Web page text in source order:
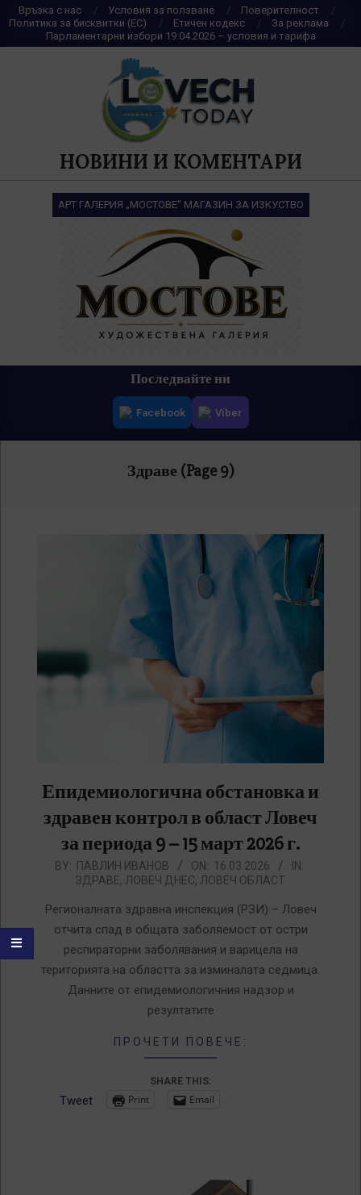
Skip
to
content
Връзка с нас Условия за ползване
Поверителност
Политика за бисквитки (ЕС)
Етичен кодекс
За реклама
Парламентарни избори 19.04.2026 – условия и тарифа
НОВИНИ И КОМЕНТАРИ
АРТ ГАЛЕРИЯ „МОСТОВЕ“ МАГАЗИН ЗА ИЗКУСТВО
Последвайте ни
Facebook Viber
Здраве (Page 9)
Епидемиологична обстановка и
здравен контрол в област Ловеч
за периода 9 – 15 март 2026 г.
2026-
16
BY: ПАВЛИН ИВАНОВ ON: 16.03.2026
IN:
ЗДРАВЕ, ЛОВЕЧ ДНЕС, ЛОВЕЧ ОБЛАСТ
Регионалната здравна инспекция (РЗИ) – Ловеч
отчита спад в общата заболяемост от остри
респираторни заболявания и варицела на
територията на областта за изминалата седмица.
Данните от епидемиологичния надзор и
резултатите
ПРОЧЕТИ ПОВЕЧЕ:
SHARE THIS:
Tweet Print Email